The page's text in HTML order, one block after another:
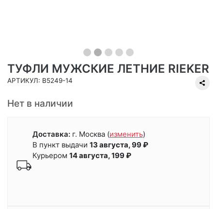
ТУФЛИ МУЖСКИЕ ЛЕТНИЕ RIEKER
АРТИКУЛ: B5249-14
Нет в наличии
Доставка: г. Москва (изменить)
В пункт выдачи 13 августа, 99 ₽
Курьером 14 августа, 199 ₽